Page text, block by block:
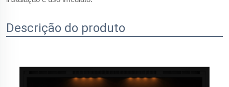
Descrição do produto